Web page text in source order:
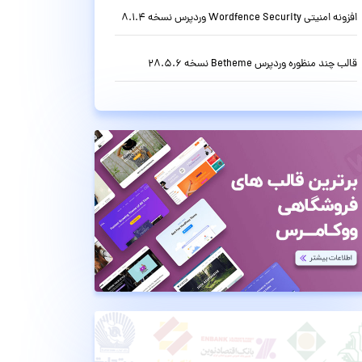
افزونه امنیتی Wordfence Security وردپرس نسخه 8.1.4
قالب چند منظوره وردپرس Betheme نسخه 28.5.6